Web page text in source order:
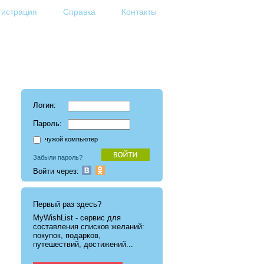
Справка Контакты
Логин:
Пароль:
чужой компьютер
Забыли пароль?
Войти через:
Первый раз здесь?
MyWishList - cервис для
составления списков желаний:
покупок, подарков,
путешествий, достижений...